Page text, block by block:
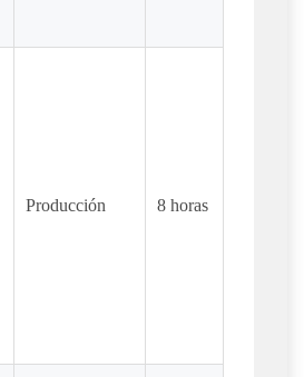
Producción 8 horas